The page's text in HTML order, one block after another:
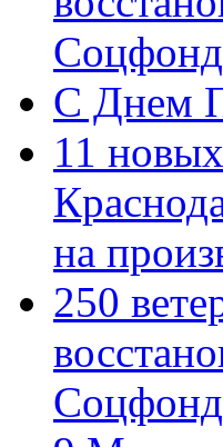
С Днем
11
на
250